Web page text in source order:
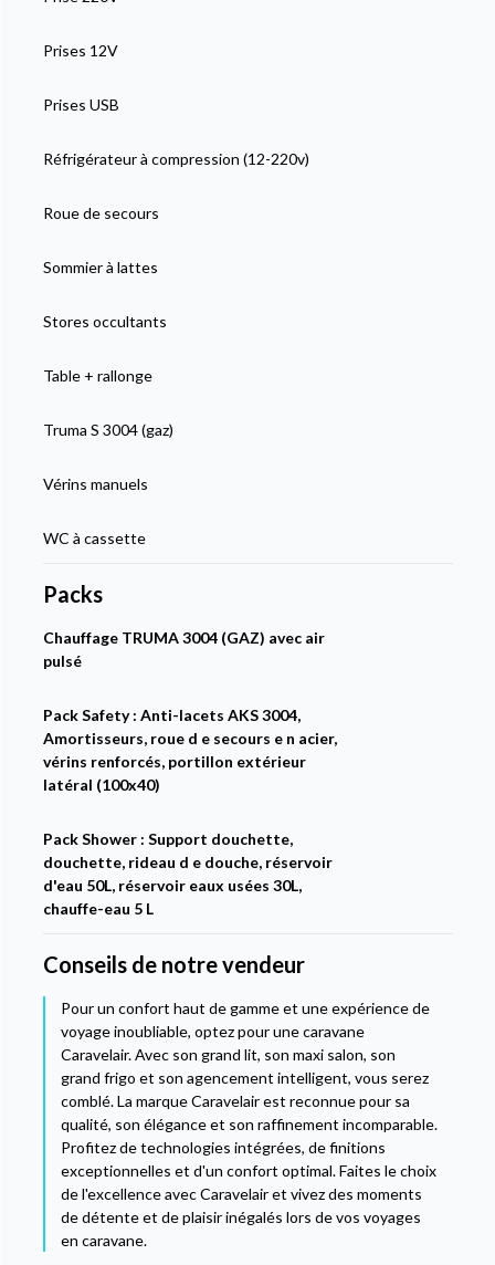
Prises 12V
Prises USB
Réfrigérateur à compression (12-220v)
Roue de secours
Sommier à lattes
Stores occultants
Table + rallonge
Truma S 3004 (gaz)
Vérins manuels
WC à cassette
Packs
Chauffage TRUMA 3004 (GAZ) avec air
pulsé
Pack Safety : Anti-lacets AKS 3004,
Amortisseurs, roue d e secours e n acier,
vérins renforcés, portillon extérieur
latéral (100x40)
Pack Shower : Support douchette,
douchette, rideau d e douche, réservoir
d'eau 50L, réservoir eaux usées 30L,
chauffe-eau 5 L
Conseils de notre vendeur
Pour un confort haut de gamme et une expérience de
voyage inoubliable, optez pour une caravane
Caravelair. Avec son grand lit, son maxi salon, son
grand frigo et son agencement intelligent, vous serez
comblé. La marque Caravelair est reconnue pour sa
qualité, son élégance et son raffinement incomparable.
Profitez de technologies intégrées, de finitions
exceptionnelles et d'un confort optimal. Faites le choix
de l'excellence avec Caravelair et vivez des moments
de détente et de plaisir inégalés lors de vos voyages
en caravane.